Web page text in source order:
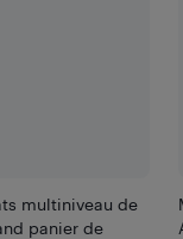
multiniveau de
panier de